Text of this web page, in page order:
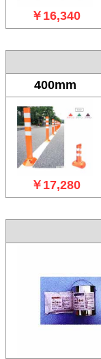
￥16,340
400mm
￥17,280